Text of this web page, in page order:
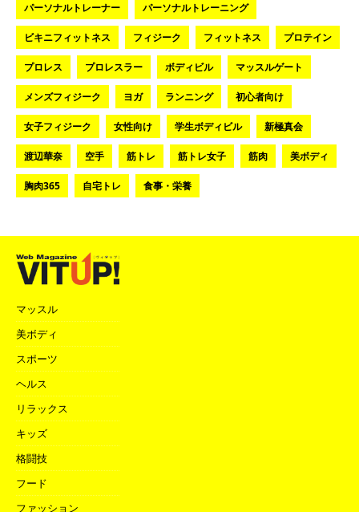
パーソナルトレーナー パーソナルトレーニング
ビキニフィットネス フィジーク フィットネス プロテイン
プロレス プロレスラー ボディビル マッスルゲート
メンズフィジーク ヨガ ランニング 初心者向け
女子フィジーク 女性向け 学生ボディビル 新極真会
渡辺華奈 空手 筋トレ 筋トレ女子 筋肉 美ボディ
胸肉365 自宅トレ 食事・栄養
マッスル
美ボディ
スポーツ
ヘルス
リラックス
キッズ
格闘技
フード
ファッション